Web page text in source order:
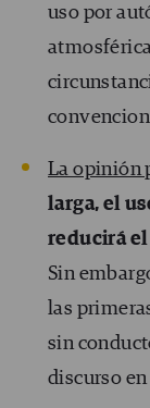
uso por
La opinión
larga, el
reducirá
Sin
las
sin
discurso